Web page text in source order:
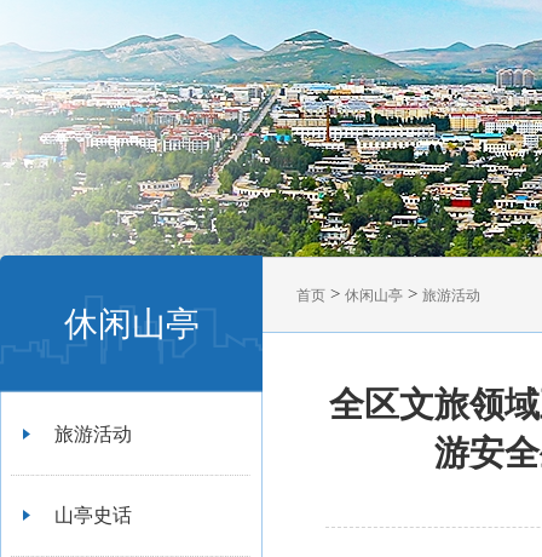
休闲山亭
旅游活动
山亭史话
首页 > 休闲山亭 > 旅游活动
全区文旅领
游安